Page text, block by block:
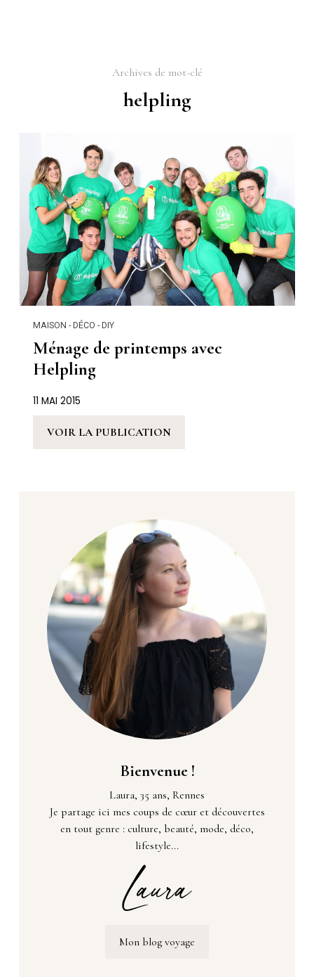
Archives de mot-clé
helpling
MAISON - DÉCO - DIY
Ménage de printemps avec
Helpling
11 MAI 2015
VOIR LA PUBLICATION
Bienvenue !
Laura, 35 ans, Rennes
Je partage ici mes coups de cœur et découvertes
en tout genre : culture, beauté, mode, déco,
lifestyle...
Mon blog voyage